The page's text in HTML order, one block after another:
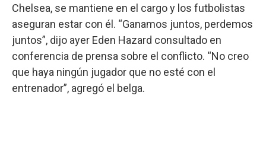
Chelsea, se mantiene en el cargo y los futbolistas
aseguran estar con él. “Ganamos juntos, perdemos
juntos”, dijo ayer Eden Hazard consultado en
conferencia de prensa sobre el conflicto. “No creo
que haya ningún jugador que no esté con el
entrenador”, agregó el belga.